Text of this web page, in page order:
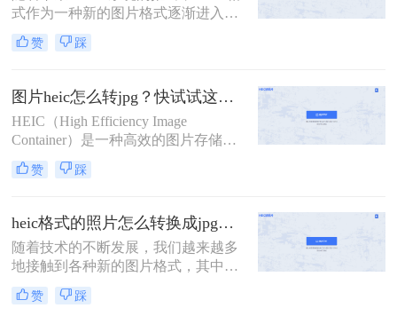
式作为一种新的图片格式逐渐进入人
们的视野。这种格式能够在保证照片
质量的同时，减少系统储存空间的占
多Windows用户在电脑上无法直接查
看或打开HEIC格式的图片。为此，我
们需要将其转换为更通用的JPG格
式。那么怎么把heic格式免费转换成
jpg呢？以下是几种免费的HEIC转JPG
的方法，供您参考。
赞 踩
图片heic怎么转jpg？快试试这几个方法！
HEIC（High Efficiency Image
Container）是一种高效的图片存储格
式，由苹果公司开发，主要用于iOS
设备和macOS系统中。然而，由于其
支持HEIC格式，因此在实际应用中，
经常需要将HEIC图片转换为更通用的
JPG格式。那么图片heic怎么转jpg
呢？以下是一些将HEIC图片转换为
JPG格式的方法，帮助用户轻松实现
格式转换。
赞 踩
heic格式的照片怎么转换成jpg？这四种方法快速转换格式！
随着技术的不断发展，我们越来越多
地接触到各种新的图片格式，其中
HEIC格式就是近年来逐渐流行起来的
一种。然而，由于这种格式的特殊
赞 踩